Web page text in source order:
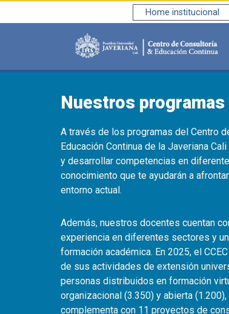
Home institucional
Nuestros programas
A través de los programas del Centro
Educación Continua de la Javeriana
y desarrollar competencias en
conocimiento que te ayudarán a
entorno actual.
Además, nuestros docentes cuentan
experiencia en diferentes sectores y
formación académica. En 2025, el
de sus actividades de extensión
personas distribuidos en formación
organizacional (3.350) y abierta
complementa con 11 proyectos de